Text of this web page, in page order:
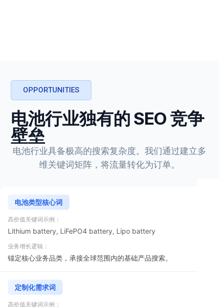
OPPORTUNITIES
电池行业独有的 SEO 竞争
壁垒
电池行业具备极高的搜索复杂度。我们通过建立多
维关键词矩阵，将流量转化为订单。
电池类型核心词
Lithium battery, LiFePO4 battery, Lipo battery
锚定核心业务品类，承接全球范围内的基础产品搜索。
定制化需求词